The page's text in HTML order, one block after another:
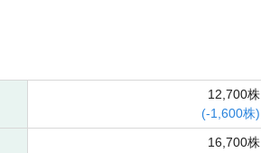
12,700株
(-1,600株)
16,700株